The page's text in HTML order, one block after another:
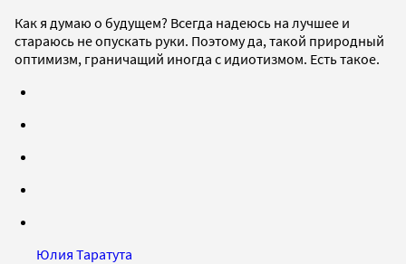
Как я думаю о будущем? Всегда надеюсь на лучшее и
стараюсь не опускать руки. Поэтому да, такой природный
оптимизм, граничащий иногда с идиотизмом. Есть такое.
Юлия Таратута